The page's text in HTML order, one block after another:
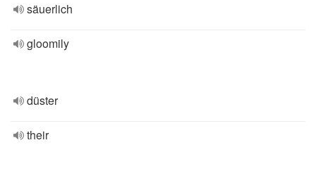
säuerlich
gloomily
düster
their